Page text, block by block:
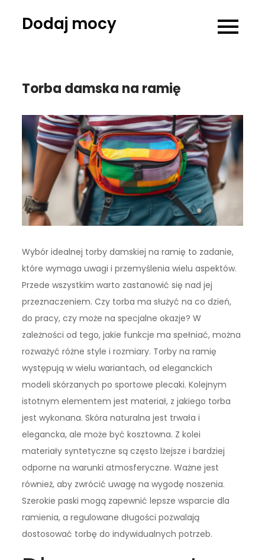
Dodaj mocy
Torba damska na ramię
Wybór idealnej torby damskiej na ramię to zadanie,
które wymaga uwagi i przemyślenia wielu aspektów.
Przede wszystkim warto zastanowić się nad jej
przeznaczeniem. Czy torba ma służyć na co dzień,
do pracy, czy może na specjalne okazje? W
zależności od tego, jakie funkcje ma spełniać, można
rozważyć różne style i rozmiary. Torby na ramię
występują w wielu wariantach, od eleganckich
modeli skórzanych po sportowe plecaki. Kolejnym
istotnym elementem jest materiał, z jakiego torba
jest wykonana. Skóra naturalna jest trwała i
elegancka, ale może być kosztowna. Z kolei
materiały syntetyczne są często lżejsze i bardziej
odporne na warunki atmosferyczne. Ważne jest
również, aby zwrócić uwagę na wygodę noszenia.
Szerokie paski mogą zapewnić lepsze wsparcie dla
ramienia, a regulowane długości pozwalają
dostosować torbę do indywidualnych potrzeb.